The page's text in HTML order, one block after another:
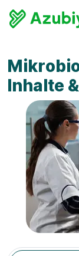
Inhalte